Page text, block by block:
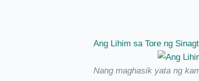
Ang Lihim sa Tore ng
Nang maghasik yata ng